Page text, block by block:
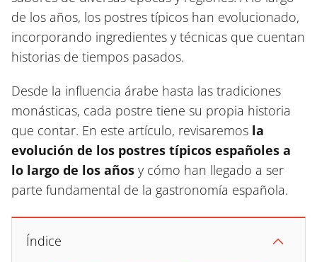
de los años, los postres típicos han evolucionado,
incorporando ingredientes y técnicas que cuentan
historias de tiempos pasados.
Desde la influencia árabe hasta las tradiciones
monásticas, cada postre tiene su propia historia
que contar. En este artículo, revisaremos la
evolución de los postres típicos españoles a
lo largo de los años y cómo han llegado a ser
parte fundamental de la gastronomía española.
Índice